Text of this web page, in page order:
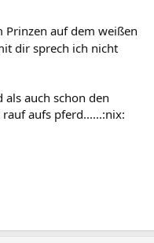
auf dem weißen
dir sprech ich nicht
auch schon den
aufs pferd......:nix: